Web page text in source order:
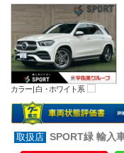
カラー | 白・ホワイト系
SPORT緑 輸入